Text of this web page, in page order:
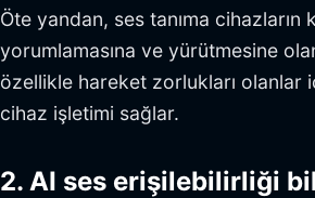
Öte yandan, ses tanıma cihazların
yorumlamasına ve yürütmesine
özellikle hareket zorlukları olanlar
cihaz işletimi sağlar.
2. AI ses erişilebilirliği